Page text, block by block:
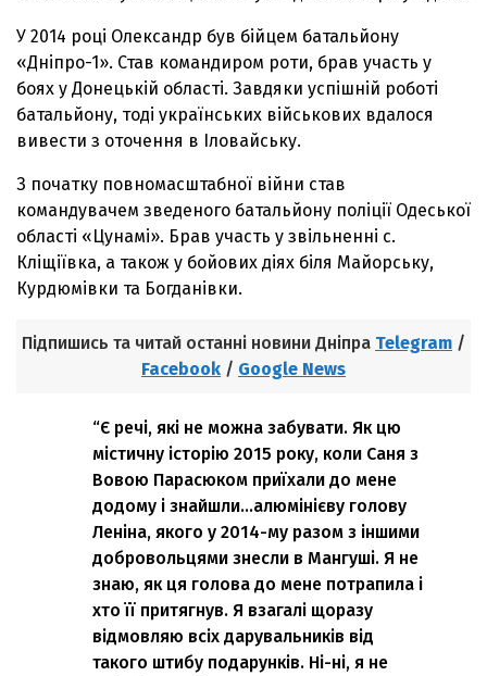
У 2014 році Олександр був бійцем батальйону
«Дніпро-1». Став командиром роти, брав участь у
боях у Донецькій області. Завдяки успішній роботі
батальйону, тоді українських військових вдалося
вивести з оточення в Іловайську.
З початку повномасштабної війни став
командувачем зведеного батальйону поліції Одеської
області «Цунамі». Брав участь у звільненні с.
Кліщіївка, а також у бойових діях біля Майорську,
Курдюмівки та Богданівки.
Підпишись та читай останні новини Дніпра Telegram /
Facebook / Google News
“Є речі, які не можна забувати. Як цю
містичну історію 2015 року, коли Саня з
Вовою Парасюком приїхали до мене
додому і знайшли…алюмінієву голову
Леніна, якого у 2014-му разом з іншими
добровольцями знесли в Мангуші. Я не
знаю, як ця голова до мене потрапила і
хто її притягнув. Я взагалі щоразу
відмовляю всіх дарувальників від
такого штибу подарунків. Ні-ні, я не